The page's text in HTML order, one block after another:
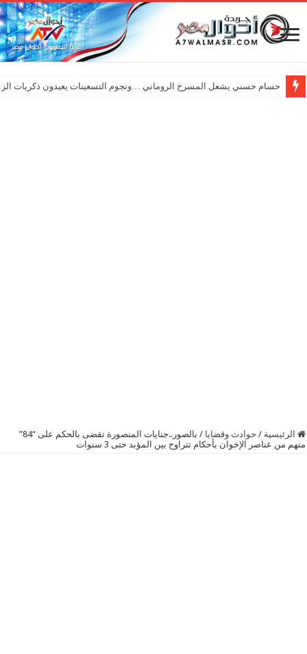
حسام حسني يشعل المسرح الروماني …ونجوم التسعينات يعيدون ذكريات
الرئيسية / حوادث وقضايا /
بالصور..جنايات المنصورة تقضى بالحكم على “84”
متهم من عناصر الإخوان بأحكام تتراوح بين المؤبد حتى 3 سنوات